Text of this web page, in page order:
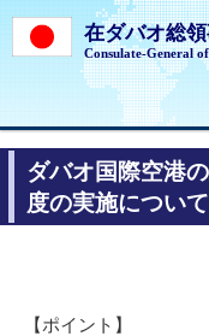
在ダバオ総
Consulate-General
ダバオ国際空港
度の実施について
【ポイント】